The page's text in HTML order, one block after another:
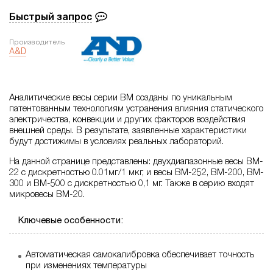
Быстрый запрос
Производитель
A&D
Аналитические весы серии ВМ созданы по уникальным
патентованным технологиям устранения влияния статического
электричества, конвекции и других факторов воздействия
внешней среды. В результате, заявленные характеристики
будут достижимы в условиях реальных лабораторий.
На данной странице представлены: двухдиапазонные весы BM-
22 c дискретностью 0.01мг/1 мкг, и весы BM-252, BM-200, BM-
300 и BM-500 с дискретностью 0,1 мг. Также в серию входят
микровесы BM-20.
Ключевые особенности:
Автоматическая самокалибровка обеспечивает точность
при изменениях температуры